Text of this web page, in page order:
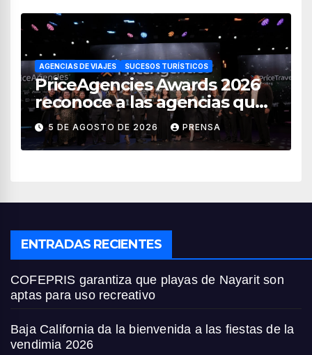
AGENCIAS DE VIAJES SUCESOS TURÍSTICOS
PriceAgencies Awards 2026
reconoce a las agencias que
impulsan el crecimiento del
turismo en México
5 DE AGOSTO DE 2026 PRENSA
ENTRADAS RECIENTES
COFEPRIS garantiza que playas de Nayarit son
aptas para uso recreativo
Baja California da la bienvenida a las fiestas de la
vendimia 2026